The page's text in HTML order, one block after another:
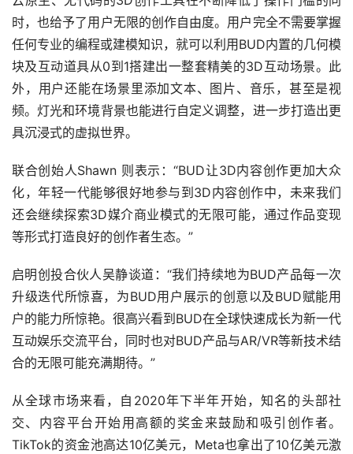
时，也给予了用户无限的创作自由度。用户完全不需要掌握
任何专业的编程或建模知识，就可以利用BUD内置的几何模
块及互动道具从0到1搭建出一整套精美的3D互动场景。此
外，用户还能在场景里添加文本、图片、音乐，甚至是视
频。灯光和环境背景也能进行自定义调整，进一步打造出更
具沉浸式的虚拟世界。
联合创始人Shawn 则表示：“BUD让3D内容创作更加大众
化，年轻一代能够很好地参与到3D内容创作中，未来我们
还会继续探索3D媒介商业模式的无限可能，通过作品变现
等形式打造良好的创作者生态。”
启明创投合伙人吴静谈道：“我们持续地为BUD产品每一次
升级迭代所惊喜，为BUD用户展示的创意以及BUD赋能用
户的能力所惊艳。很高兴看到BUD在全球快速成长为新一代
互动娱乐交流平台，同时也对BUD产品与AR/VR等新技术结
合的无限可能充满期待。”
从全球市场来看，自2020年下半年开始，知名的头部社
交、内容平台开始用高额的奖金来鼓励和吸引创作者。
TikTok的资金池高达10亿美元，Meta也拿出了10亿美元激